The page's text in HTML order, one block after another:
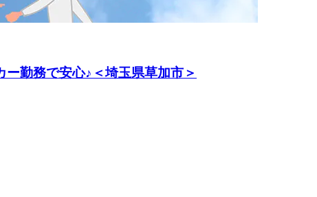
勤務で安心♪＜埼玉県草加市＞